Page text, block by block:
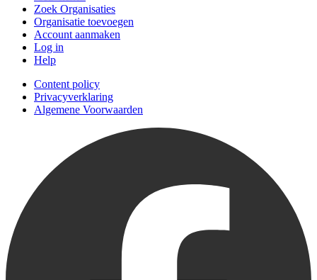
Zoek Organisaties
Organisatie toevoegen
Account aanmaken
Log in
Help
Content policy
Privacyverklaring
Algemene Voorwaarden